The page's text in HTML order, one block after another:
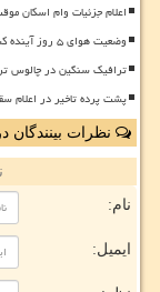
اعلام جزئیات وام اسکان
وضعیت هوای ۵ روز آینده کشور اخطار رگبارهای تابستانی در ۷ استان
ترافیک سنگین در چالوس
پشت پرده تاخیر در اعلام
نظرات
نام:
ایمیل: